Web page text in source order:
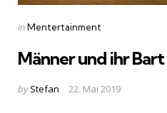
Categories
Posted
inMentertainment
Männer und ihr Bart
Posted
by Stefan 22. Mai 2019